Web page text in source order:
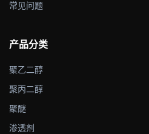
常见问题
产品分类
聚乙二醇
聚丙二醇
聚醚
渗透剂